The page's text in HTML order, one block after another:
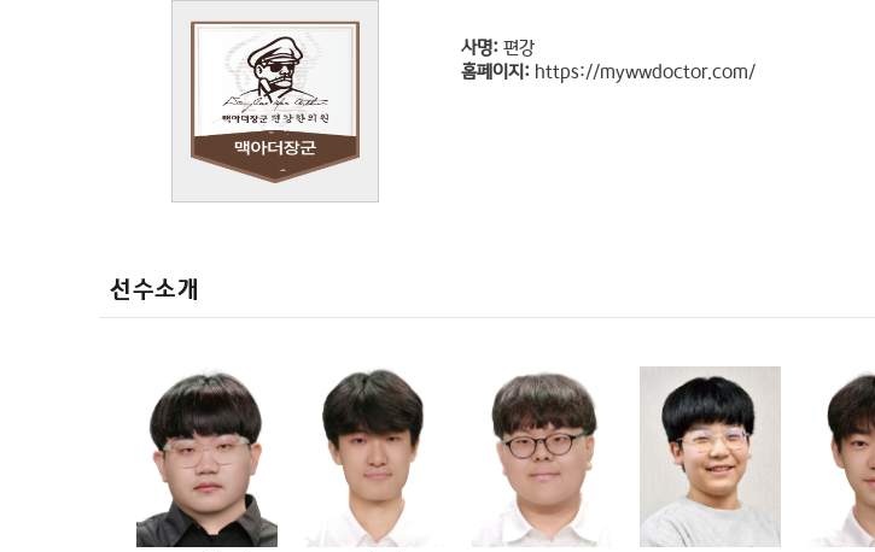
사명: 편강
홈페이지: https://mywwdoctor.com/
선수소개